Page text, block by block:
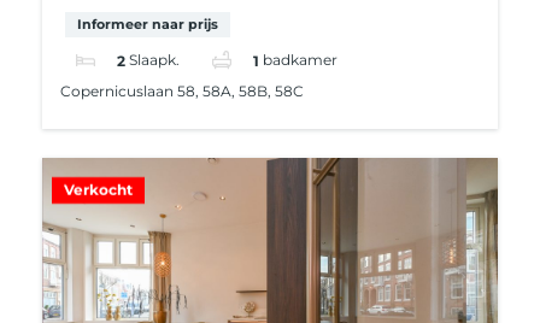
Informeer naar prijs
2 Slaapk. 1 badkamer
Copernicuslaan 58, 58A, 58B, 58C
Verkocht